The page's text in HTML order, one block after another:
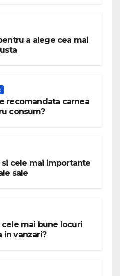
a alege cea mai
recomandata carnea
consum?
si cele mai importante
sale
cele mai bune locuri
in vanzari?